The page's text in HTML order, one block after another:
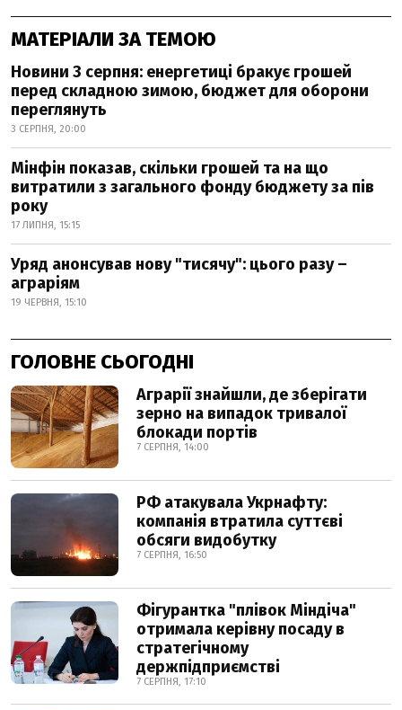
МАТЕРІАЛИ ЗА ТЕМОЮ
Новини 3 серпня: енергетиці бракує грошей
перед складною зимою, бюджет для оборони
переглянуть
3 СЕРПНЯ, 20:00
Мінфін показав, скільки грошей та на що
витратили з загального фонду бюджету за пів
року
17 ЛИПНЯ, 15:15
Уряд анонсував нову "тисячу": цього разу –
аграріям
19 ЧЕРВНЯ, 15:10
ГОЛОВНЕ СЬОГОДНІ
Аграрії знайшли, де зберігати
зерно на випадок тривалої
блокади портів
7 СЕРПНЯ, 14:00
РФ атакувала Укрнафту:
компанія втратила суттєві
обсяги видобутку
7 СЕРПНЯ, 16:50
Фігурантка "плівок Міндіча"
отримала керівну посаду в
стратегічному
держпідприємстві
7 СЕРПНЯ, 17:10